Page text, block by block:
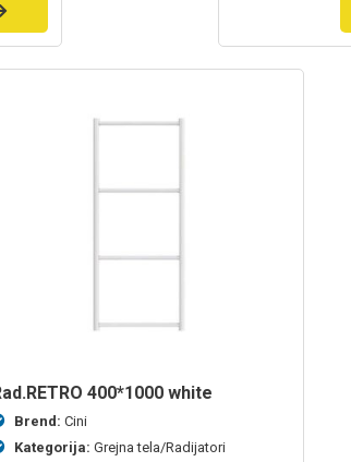
rad.RETRO 400*1000 white
Brend: Cini
Kategorija: Grejna tela/Radijatori